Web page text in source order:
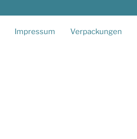
Impressum Verpackungen